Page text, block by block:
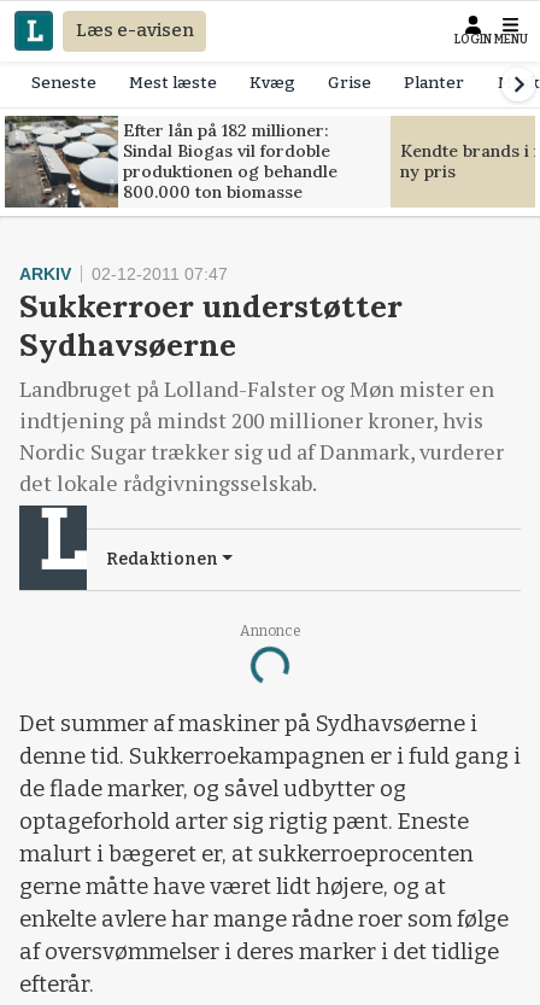
Læs e-avisen LOGIN MENU
Seneste Mest læste Kvæg Grise Planter
Efter lån på 182 millioner:
Sindal Biogas vil fordoble
produktionen og behandle
800.000 ton biomasse
Kendte brands i
ny pris
Annonce
Loading...
ARKIV 02-12-2011 07:47
Sukkerroer understøtter
Sydhavsøerne
Landbruget på Lolland-Falster og Møn mister en
indtjening på mindst 200 millioner kroner, hvis
Nordic Sugar trækker sig ud af Danmark, vurderer
det lokale rådgivningsselskab.
Redaktionen
Det summer af maskiner på Sydhavsøerne i
denne tid. Sukkerroekampagnen er i fuld gang i
de flade marker, og såvel udbytter og
optageforhold arter sig rigtig pænt. Eneste
malurt i bægeret er, at sukkerroeprocenten
gerne måtte have været lidt højere, og at
enkelte avlere har mange rådne roer som følge
af oversvømmelser i deres marker i det tidlige
efterår.